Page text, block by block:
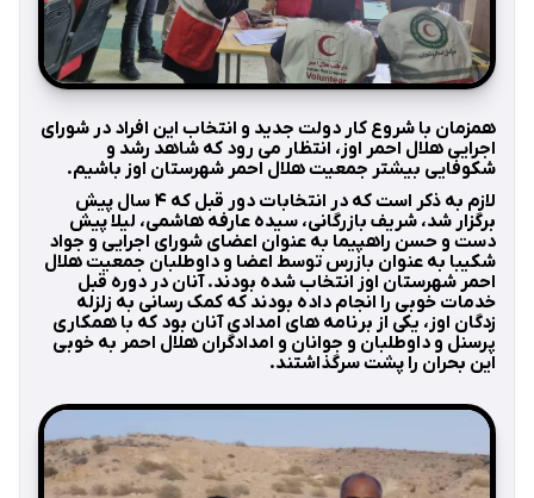
همزمان با شروع کار دولت جدید و انتخاب این افراد در شورای
اجرایی هلال احمر اوز، انتظار می رود که شاهد رشد و
شکوفایی بیشتر جمعیت هلال احمر شهرستان اوز باشیم.
لازم به ذکر است که در انتخابات دور قبل که ۴ سال پیش
برگزار شد، شریف بازرگانی، سیده عارفه هاشمی، لیلا پیش
دست و حسن راهپیما به عنوان اعضای شورای اجرایی و جواد
شکیبا به عنوان بازرس توسط اعضا و داوطلبان جمعیت هلال
احمر شهرستان اوز انتخاب شده بودند. آنان در دوره قبل
خدمات خوبی را انجام داده بودند که کمک رسانی به زلزله
زدگان اوز، یکی از برنامه های امدادی آنان بود که با همکاری
پرسنل و داوطلبان و جوانان و امدادگران هلال احمر به خوبی
این بحران را پشت سرگذاشتند.